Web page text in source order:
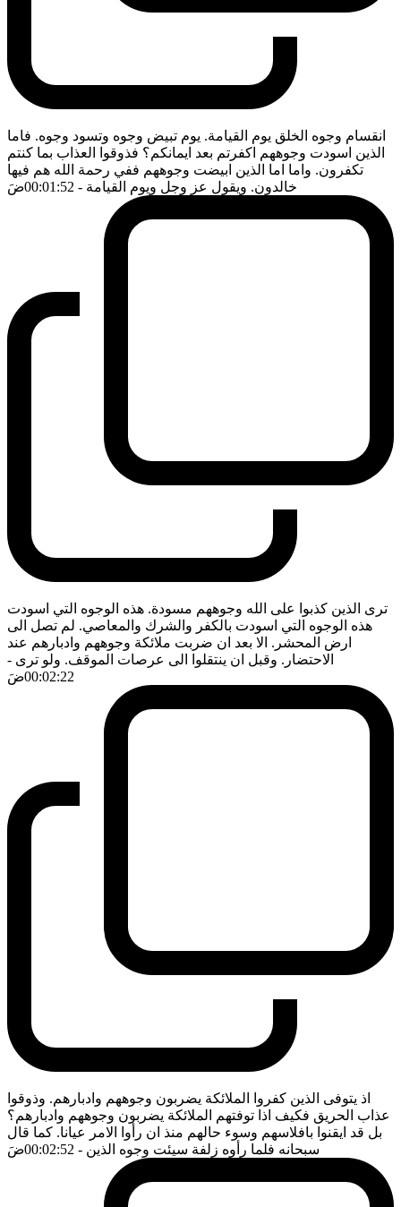
انقسام وجوه الخلق يوم القيامة. يوم تبيض وجوه وتسود وجوه. فاما
الذين اسودت وجوههم اكفرتم بعد ايمانكم؟ فذوقوا العذاب بما كنتم
تكفرون. واما اما الذين ابيضت وجوههم ففي رحمة الله هم فيها
خالدون. ويقول عز وجل ويوم القيامة - 00:01:52 ضَ
ترى الذين كذبوا على الله وجوههم مسودة. هذه الوجوه التي اسودت
هذه الوجوه التي اسودت بالكفر والشرك والمعاصي. لم تصل الى
ارض المحشر. الا بعد ان ضربت ملائكة وجوههم وادبارهم عند
الاحتضار. وقبل ان ينتقلوا الى عرصات الموقف. ولو ترى -
00:02:22ضَ
اذ يتوفى الذين كفروا الملائكة يضربون وجوههم وادبارهم. وذوقوا
عذاب الحريق فكيف اذا توفتهم الملائكة يضربون وجوههم وادبارهم؟
بل قد ايقنوا بافلاسهم وسوء حالهم منذ ان رأوا الامر عيانا. كما قال
سبحانه فلما رأوه زلفة سيئت وجوه الذين - 00:02:52 ضَ